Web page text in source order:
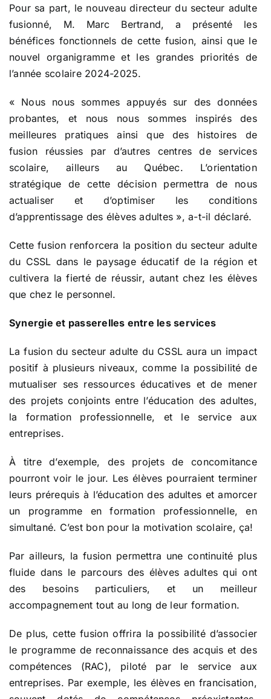
Pour sa part, le nouveau directeur du secteur adulte
fusionné, M. Marc Bertrand, a présenté les
bénéfices fonctionnels de cette fusion, ainsi que le
nouvel organigramme et les grandes priorités de
l’année scolaire 2024-2025.
« Nous nous sommes appuyés sur des données
probantes, et nous nous sommes inspirés des
meilleures pratiques ainsi que des histoires de
fusion réussies par d’autres centres de services
scolaire, ailleurs au Québec. L’orientation
stratégique de cette décision permettra de nous
actualiser et d’optimiser les conditions
d’apprentissage des élèves adultes », a-t-il déclaré.
Cette fusion renforcera la position du secteur adulte
du CSSL dans le paysage éducatif de la région et
cultivera la fierté de réussir, autant chez les élèves
que chez le personnel.
Synergie et passerelles entre les services
La fusion du secteur adulte du CSSL aura un impact
positif à plusieurs niveaux, comme la possibilité de
mutualiser ses ressources éducatives et de mener
des projets conjoints entre l’éducation des adultes,
la formation professionnelle, et le service aux
entreprises.
À titre d’exemple, des projets de concomitance
pourront voir le jour. Les élèves pourraient terminer
leurs prérequis à l’éducation des adultes et amorcer
un programme en formation professionnelle, en
simultané. C’est bon pour la motivation scolaire, ça!
Par ailleurs, la fusion permettra une continuité plus
fluide dans le parcours des élèves adultes qui ont
des besoins particuliers, et un meilleur
accompagnement tout au long de leur formation.
De plus, cette fusion offrira la possibilité d’associer
le programme de reconnaissance des acquis et des
compétences (RAC), piloté par le service aux
entreprises. Par exemple, les élèves en francisation,